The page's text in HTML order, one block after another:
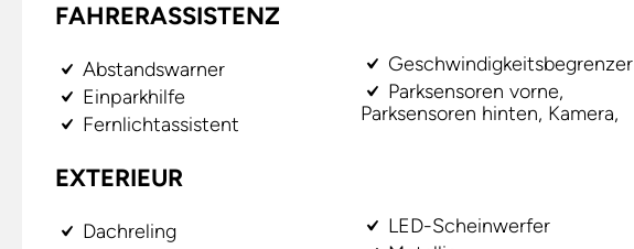
FAHRERASSISTENZ
Abstandswarner
Einparkhilfe
Fernlichtassistent
Geschwindigkeitsbegrenzer
Parksensoren vorne,
Parksensoren hinten, Kamera,
EXTERIEUR
Dachreling
LED-Scheinwerfer